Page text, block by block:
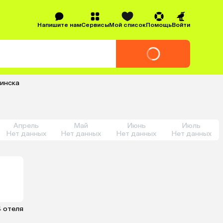
Напишите намСервисыМой списокПомощьВойти
Апрель
Нет данных
Май
Нет данных
Июнь
Нет данных
Июль
Нет данных
отеля